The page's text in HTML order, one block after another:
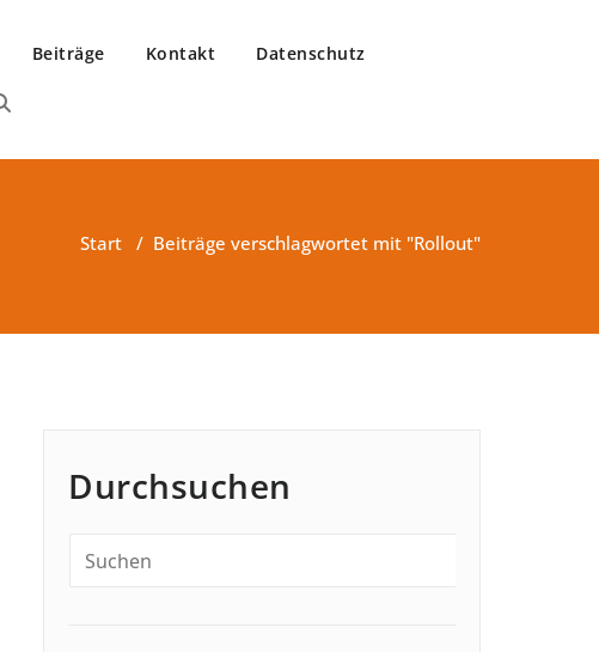
Beiträge Kontakt Datenschutz
Start / Beiträge verschlagwortet mit "Rollout"
Durchsuchen